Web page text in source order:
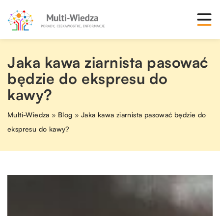
Jaka kawa ziarnista pasować
będzie do ekspresu do
kawy?
Multi-Wiedza » Blog » Jaka kawa ziarnista pasować będzie do
ekspresu do kawy?